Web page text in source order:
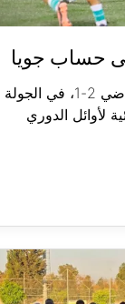
حساب جويا
فوز الأنصار على جويا الرياضي 2-1، في الجولة
لأوائل الدوري